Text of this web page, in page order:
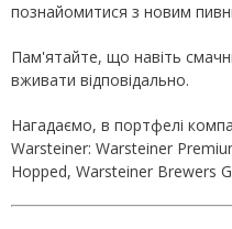
познайомитися з новим
Пам'ятайте, що навіть
вживати відповідально.
Нагадаємо, в портфелі
Warsteiner: Warsteiner
Hopped, Warsteiner Brewers